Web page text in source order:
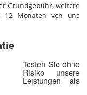
Grundgebühr, weitere
12 Monaten von uns
Testen Sie ohne
Risiko unsere
Leistungen als